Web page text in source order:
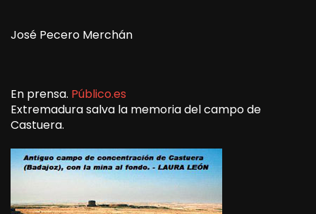
José Pecero Merchán
En prensa. Público.es
Extremadura salva la memoria del campo de
Castuera.